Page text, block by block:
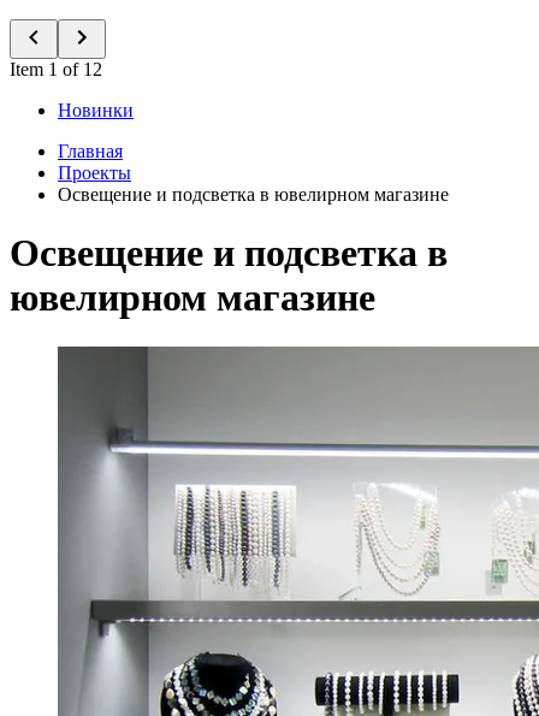
Item 1 of 12
Новинки
Главная
Проекты
Освещение и подсветка в ювелирном магазине
Освещение и подсветка в
ювелирном магазине